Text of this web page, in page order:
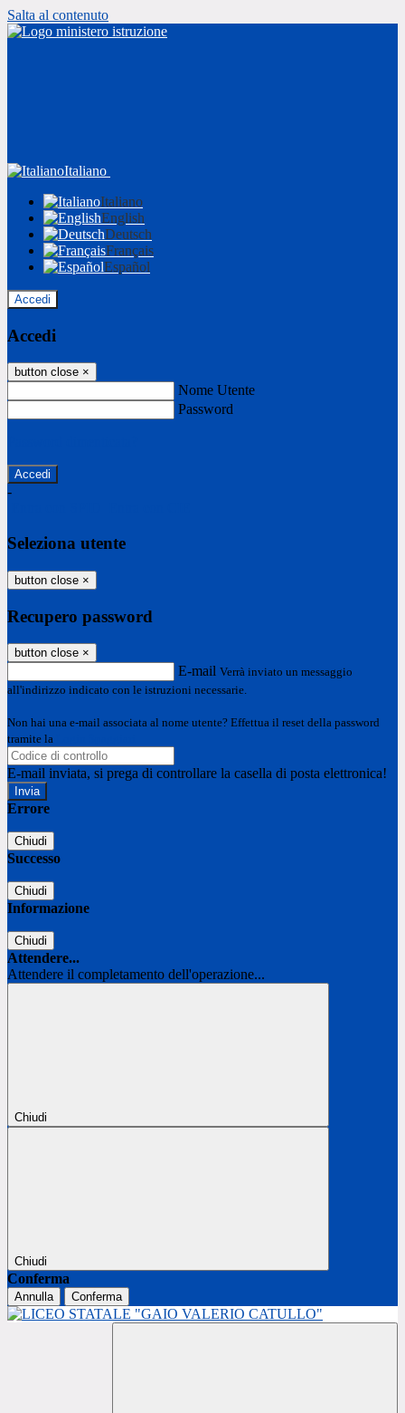
Salta al contenuto
Italiano
Italiano
English
Deutsch
Français
Español
Accedi
Accedi
button close ×
Nome Utente
Password
-
Seleziona utente
button close ×
Recupero password
button close ×
E-mail Verrà inviato un messaggio
all'indirizzo indicato con le istruzioni necessarie.
Non hai una e-mail associata al nome utente? Effettua il reset della password
tramite la
E-mail inviata, si prega di controllare la casella di posta elettronica!
Errore
Chiudi
Successo
Chiudi
Informazione
Chiudi
Attendere...
Attendere il completamento dell'operazione...
Chiudi
Chiudi
Conferma
Annulla Conferma